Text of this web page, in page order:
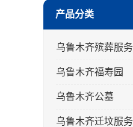
产品分类
乌鲁木齐殡葬服务
乌鲁木齐福寿园
乌鲁木齐公墓
乌鲁木齐迁坟服务